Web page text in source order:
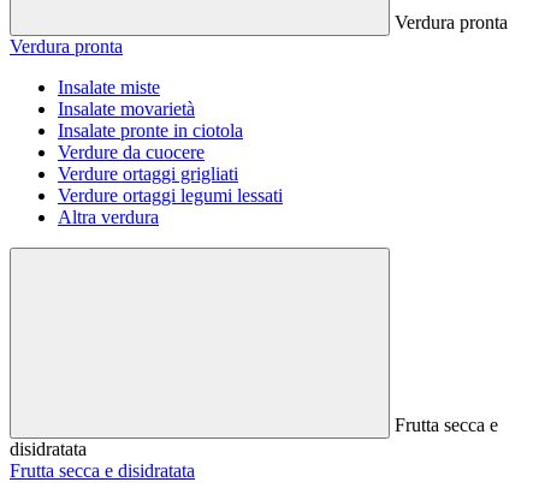
Verdura pronta
Verdura pronta
Insalate miste
Insalate movarietà
Insalate pronte in ciotola
Verdure da cuocere
Verdure ortaggi grigliati
Verdure ortaggi legumi lessati
Altra verdura
Frutta secca e
disidratata
Frutta secca e disidratata